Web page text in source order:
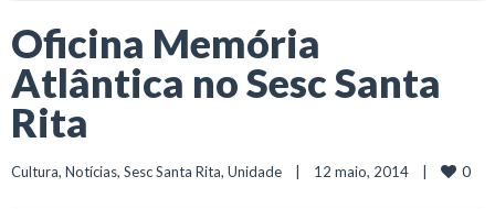
Oficina Memória
Atlântica no Sesc Santa
Rita
Cultura, Notícias, Sesc Santa Rita, Unidade
    |    12 maio, 2014    |
0